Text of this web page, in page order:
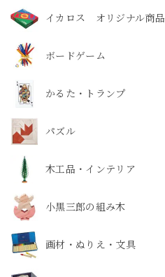
イカロス オリジナル商品
ボードゲーム
かるた・トランプ
パズル
木工品・インテリア
小黒三郎の組み木
画材・ぬりえ・文具